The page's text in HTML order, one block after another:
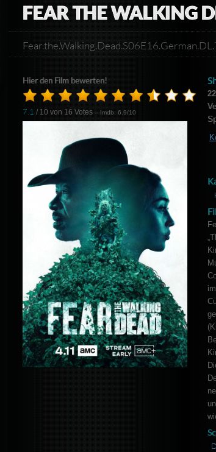
FEAR THE WALKING
Hier den Film bewerten!
7.1 / 10 von 16 Votes – Imdb: 6.9/10